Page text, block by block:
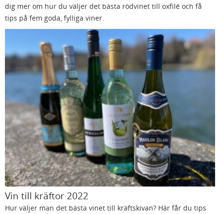
dig mer om hur du väljer det bästa rödvinet till oxfilé och få
tips på fem goda, fylliga viner.
Vin till kräftor 2022
Hur väljer man det bästa vinet till kräftskivan? Här får du tips